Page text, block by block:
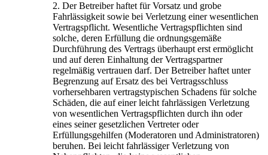
2. Der Betreiber haftet für Vorsatz und grobe
Fahrlässigkeit sowie bei Verletzung einer wesentlichen
Vertragspflicht. Wesentliche Vertragspflichten sind
solche, deren Erfüllung die ordnungsgemäße
Durchführung des Vertrags überhaupt erst ermöglicht
und auf deren Einhaltung der Vertragspartner
regelmäßig vertrauen darf. Der Betreiber haftet unter
Begrenzung auf Ersatz des bei Vertragsschluss
vorhersehbaren vertragstypischen Schadens für solche
Schäden, die auf einer leicht fahrlässigen Verletzung
von wesentlichen Vertragspflichten durch ihn oder
eines seiner gesetzlichen Vertreter oder
Erfüllungsgehilfen (Moderatoren und Administratoren)
beruhen. Bei leicht fahrlässiger Verletzung von